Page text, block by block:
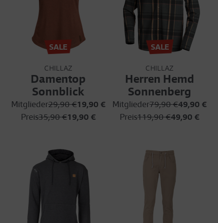
SALE
CHILLAZ
Damentop
Sonnblick
Mitglieder29,90 €19,90 €
Preis35,90 €19,90 €
SALE
CHILLAZ
Herren Hemd
Sonnenberg
Mitglieder79,90 €49,90 €
Preis119,90 €49,90 €